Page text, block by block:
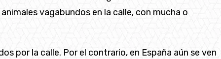
vagabundos en la calle, con mucha o
por la calle. Por el contrario, en España aún se ven